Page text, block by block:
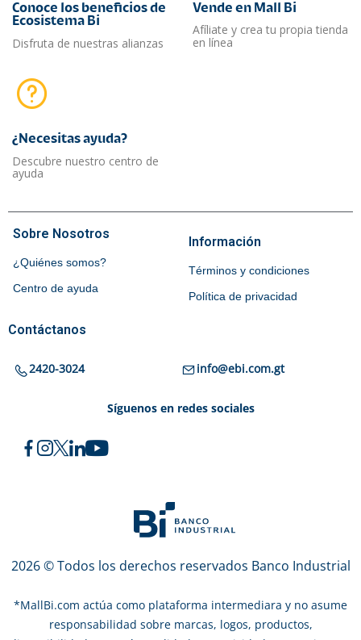
Conoce los beneficios de
Ecosistema Bi
Disfruta de nuestras alianzas
Vende en Mall Bi
Afíliate y crea tu propia tienda
en línea
¿Necesitas ayuda?​
Descubre nuestro centro de
ayuda
Sobre Nosotros
¿Quiénes somos?
Centro de ayuda
Información
Términos y condiciones
Política de privacidad
Contáctanos
2420-3024 info@ebi.com.gt
Síguenos en redes sociales
2026 © Todos los derechos reservados Banco Industrial
*MallBi.com actúa como plataforma intermediara y no asume
responsabilidad sobre marcas, logos, productos,